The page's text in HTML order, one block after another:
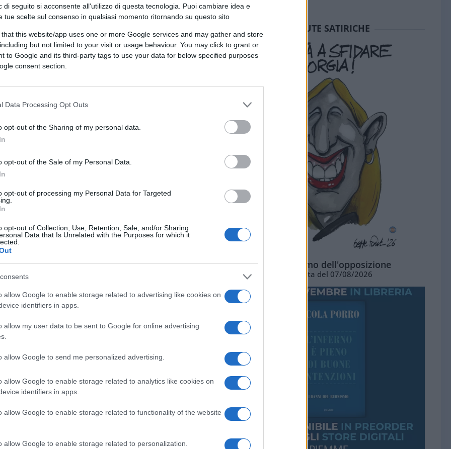
di seguito si acconsente all'utilizzo di questa tecnologia. Puoi cambiare idea e
tue scelte sul consenso in qualsiasi momento ritornando su questo sito
that this website/app uses one or more Google services and may gather and store
but not limited to your visit or usage behaviour. You may click to grant or
to Google and its third-party tags to use your data for below specified purposes
consent section.
Data Processing Opt Outs
opt-out of the Sharing of my personal data.
opt-out of the Sale of my Personal Data.
opt-out of processing my Personal Data for Targeted
opt-out of Collection, Use, Retention, Sale, and/or Sharing
Data that Is Unrelated with the Purposes for which it
allow Google to enable storage related to advertising like cookies on
identifiers in apps.
allow my user data to be sent to Google for online advertising
allow Google to send me personalized advertising.
allow Google to enable storage related to analytics like cookies on
identifiers in apps.
allow Google to enable storage related to functionality of the website
allow Google to enable storage related to personalization.
0:00/--:--
tra la forza militare internazionale
serbi a Zvecan, nel nord delKosovo . Si
mai chiuse; l’eterno ritorno della
solo nei momenti in cui la tensione
per poi scemare e tornare nel
in
narrazione dei fatti, da parte dei giornali
dall’altra parte del continente, con le
confronti della democratica Taiwan.
queste ore in Kosovo. Nella zona
iniziate a manifestarsi lo scorso
nei comuni a nord dello Stato per
ultime elezioni locali. Il dato
dietnia albanesee le elezioni (con
dal 97 per cento della popolazione
creazione delle Comunità delle
una vera e propria entità di governo.
ha poi divulgato le sue due richieste
dei sindaci di etnia albanese nei
della polizia kosovara dalle regioni
non accettabili e che, nel corso
alla formazione di almeno tre
SEDUTE SATIRICHE
L'ottimismo dell'opposizione
Vignetta del 07/08/2026